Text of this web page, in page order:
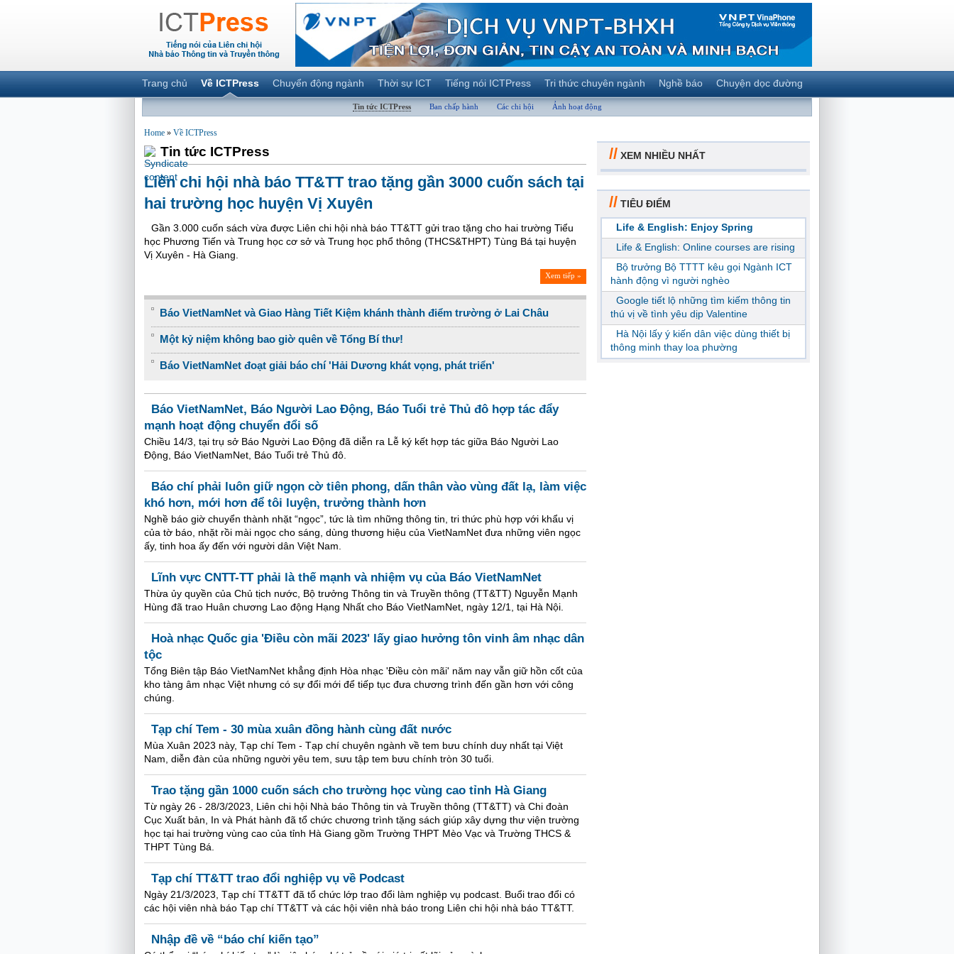
Trang chủ Về ICTPress Chuyển động ngành Thời sự ICT Tiếng nói ICTPress Tri thức chuyên ngành Nghề báo Chuyện dọc đường
Tin tức ICTPress Ban chấp hành Các chi hội Ảnh hoạt động
Home » Về ICTPress
Tin tức ICTPress
Liên chi hội nhà báo TT&TT trao tặng gần 3000 cuốn sách tại
hai trường học huyện Vị Xuyên
Gần 3.000 cuốn sách vừa được Liên chi hội nhà báo TT&TT gửi trao tặng cho hai trường Tiểu
học Phương Tiến và Trung học cơ sở và Trung học phổ thông (THCS&THPT) Tùng Bá tại huyện
Vị Xuyên - Hà Giang.
Xem tiếp »
Báo VietNamNet và Giao Hàng Tiết Kiệm khánh thành điểm trường ở Lai Châu
Một kỷ niệm không bao giờ quên về Tổng Bí thư!
Báo VietNamNet đoạt giải báo chí 'Hải Dương khát vọng, phát triển'
Báo VietNamNet, Báo Người Lao Động, Báo Tuổi trẻ Thủ đô hợp tác đẩy
mạnh hoạt động chuyển đổi số
Chiều 14/3, tại trụ sở Báo Người Lao Động đã diễn ra Lễ ký kết hợp tác giữa Báo Người Lao
Động, Báo VietNamNet, Báo Tuổi trẻ Thủ đô.
Báo chí phải luôn giữ ngọn cờ tiên phong, dấn thân vào vùng đất lạ, làm việc
khó hơn, mới hơn để tôi luyện, trưởng thành hơn
Nghề báo giờ chuyển thành nhặt “ngọc”, tức là tìm những thông tin, tri thức phù hợp với khẩu vị
của tờ báo, nhặt rồi mài ngọc cho sáng, dùng thương hiệu của VietNamNet đưa những viên ngọc
ấy, tinh hoa ấy đến với người dân Việt Nam.
Lĩnh vực CNTT-TT phải là thế mạnh và nhiệm vụ của Báo VietNamNet
Thừa ủy quyền của Chủ tịch nước, Bộ trưởng Thông tin và Truyền thông (TT&TT) Nguyễn Mạnh
Hùng đã trao Huân chương Lao động Hạng Nhất cho Báo VietNamNet, ngày 12/1, tại Hà Nội.
Hoà nhạc Quốc gia 'Điều còn mãi 2023' lấy giao hưởng tôn vinh âm nhạc dân
tộc
Tổng Biên tập Báo VietNamNet khẳng định Hòa nhạc 'Điều còn mãi' năm nay vẫn giữ hồn cốt của
kho tàng âm nhạc Việt nhưng có sự đổi mới để tiếp tục đưa chương trình đến gần hơn với công
chúng.
Tạp chí Tem - 30 mùa xuân đồng hành cùng đất nước
Mùa Xuân 2023 này, Tạp chí Tem - Tạp chí chuyên ngành về tem bưu chính duy nhất tại Việt
Nam, diễn đàn của những người yêu tem, sưu tập tem bưu chính tròn 30 tuổi.
Trao tặng gần 1000 cuốn sách cho trường học vùng cao tỉnh Hà Giang
Từ ngày 26 - 28/3/2023, Liên chi hội Nhà báo Thông tin và Truyền thông (TT&TT) và Chi đoàn
Cục Xuất bản, In và Phát hành đã tổ chức chương trình tặng sách giúp xây dựng thư viện trường
học tại hai trường vùng cao của tỉnh Hà Giang gồm Trường THPT Mèo Vạc và Trường THCS &
THPT Tùng Bá.
Tạp chí TT&TT trao đổi nghiệp vụ về Podcast
Ngày 21/3/2023, Tạp chí TT&TT đã tổ chức lớp trao đổi làm nghiệp vụ podcast. Buổi trao đổi có
các hội viên nhà báo Tạp chí TT&TT và các hội viên nhà báo trong Liên chi hội nhà báo TT&TT.
Nhập đề về “báo chí kiến tạo”
// XEM NHIỀU NHẤT
// TIÊU ĐIỂM
Life & English: Enjoy Spring
Life & English: Online courses are rising
Bộ trưởng Bộ TTTT kêu gọi Ngành ICT
hành động vì người nghèo
Google tiết lộ những tìm kiếm thông tin
thú vị về tình yêu dịp Valentine
Hà Nội lấy ý kiến dân việc dùng thiết bị
thông minh thay loa phường